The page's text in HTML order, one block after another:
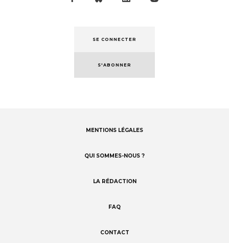
SE CONNECTER
S'ABONNER
MENTIONS LÉGALES
QUI SOMMES-NOUS ?
LA RÉDACTION
FAQ
CONTACT